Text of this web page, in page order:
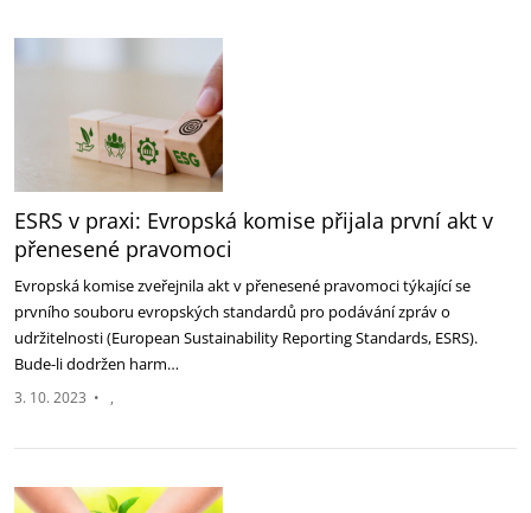
ESRS v praxi: Evropská komise přijala první akt v
přenesené pravomoci
Evropská komise zveřejnila akt v přenesené pravomoci týkající se
prvního souboru evropských standardů pro podávání zpráv o
udržitelnosti (European Sustainability Reporting Standards, ESRS).
Bude-li dodržen harm…
3. 10. 2023 •